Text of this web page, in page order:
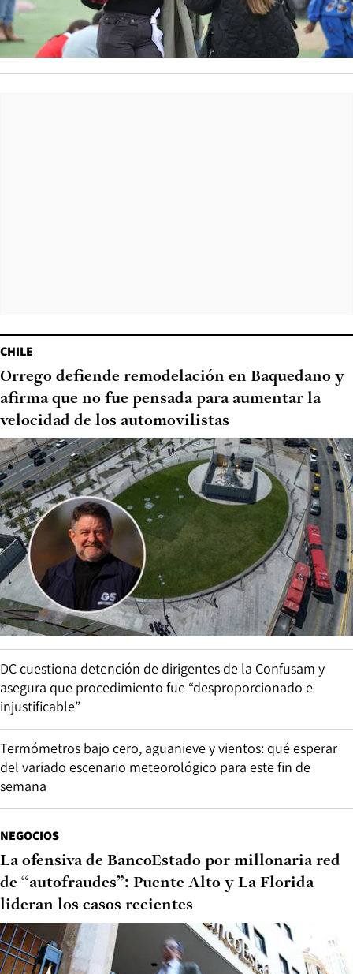
CHILE
Orrego defiende remodelación en Baquedano y
afirma que no fue pensada para aumentar la
velocidad de los automovilistas
DC cuestiona detención de dirigentes de la Confusam y
asegura que procedimiento fue “desproporcionado e
injustificable”
Termómetros bajo cero, aguanieve y vientos: qué esperar
del variado escenario meteorológico para este fin de
semana
NEGOCIOS
La ofensiva de BancoEstado por millonaria red
de “autofraudes”: Puente Alto y La Florida
lideran los casos recientes